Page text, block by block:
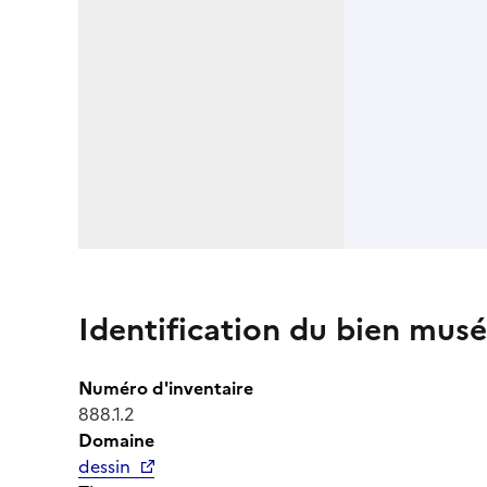
Identification du bien
Numéro d'inventaire
888.1.2
Domaine
dessin